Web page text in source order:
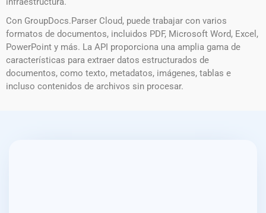
Con GroupDocs.Parser Cloud, puede trabajar con varios
formatos de documentos, incluidos PDF, Microsoft Word, Excel,
PowerPoint y más. La API proporciona una amplia gama de
características para extraer datos estructurados de
documentos, como texto, metadatos, imágenes, tablas e
incluso contenidos de archivos sin procesar.